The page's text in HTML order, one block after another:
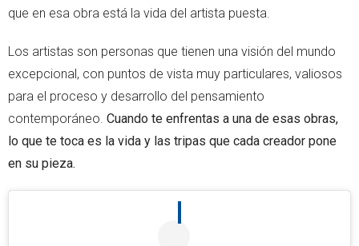
que en esa obra está la vida del artista puesta.
Los artistas son personas que tienen una visión del mundo
excepcional, con puntos de vista muy particulares, valiosos
para el proceso y desarrollo del pensamiento
contemporáneo. Cuando te enfrentas a una de esas obras,
lo que te toca es la vida y las tripas que cada creador pone
en su pieza.